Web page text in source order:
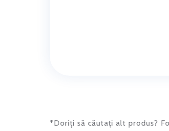
*Doriți să căutați alt produs?